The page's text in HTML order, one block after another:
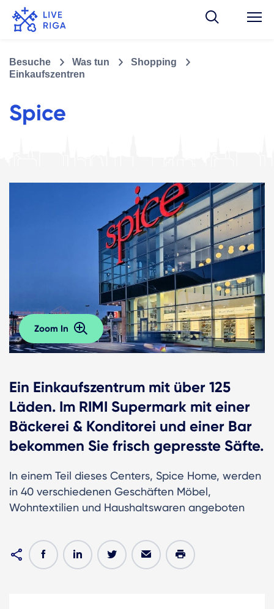
Besuche Was tun
Shopping
Einkaufszentren
Spice
Zoom In
Ein Einkaufszentrum mit über 125
Läden. Im RIMI Supermark mit einer
Bäckerei & Konditorei und einer Bar
bekommen Sie frisch gepresste Säfte.
In einem Teil dieses Centers, Spice Home, werden
in 40 verschiedenen Geschäften Möbel,
Wohntextilien und Haushaltswaren angeboten